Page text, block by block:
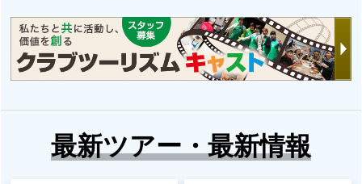
最新ツアー・最新情報